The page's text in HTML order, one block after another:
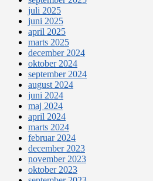
juli 2025
juni 2025
april 2025
marts 2025
december 2024
oktober 2024
september 2024
august 2024
juni 2024
maj 2024
april 2024
marts 2024
februar 2024
december 2023
november 2023
oktober 2023